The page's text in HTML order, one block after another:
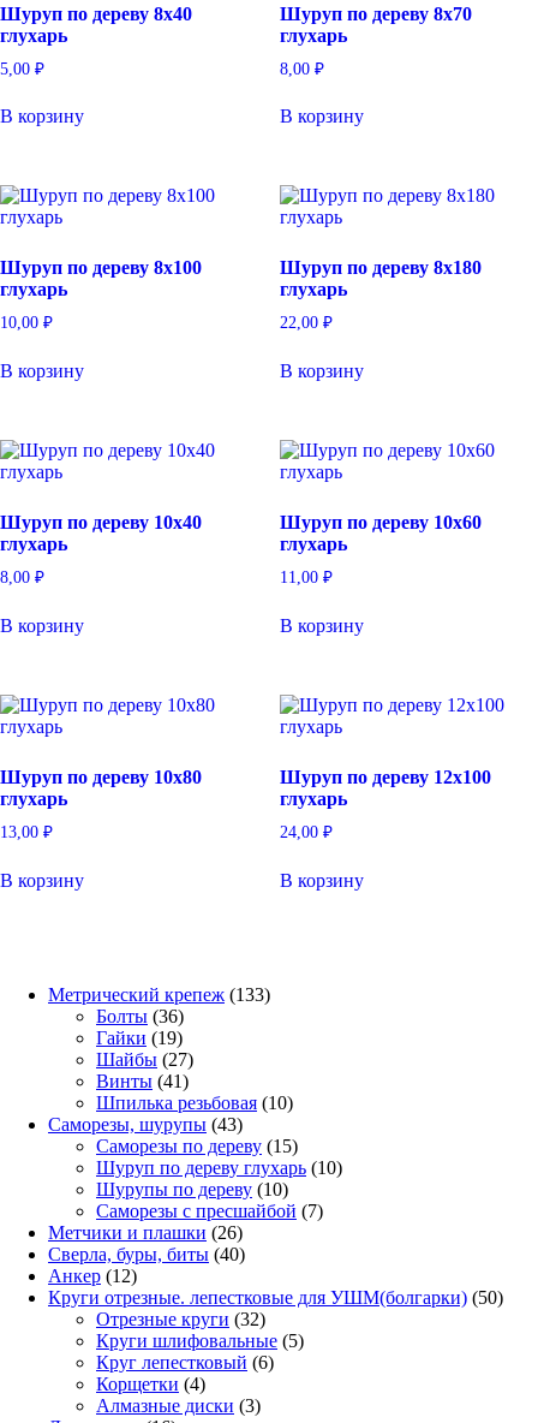
Шуруп по дереву 8х40
глухарь
5,00 ₽
В корзину
Шуруп по дереву 8х70
глухарь
8,00 ₽
В корзину
Шуруп по дереву 8х100
глухарь
10,00 ₽
В корзину
Шуруп по дереву 8х180
глухарь
22,00 ₽
В корзину
Шуруп по дереву 10х40
глухарь
8,00 ₽
В корзину
Шуруп по дереву 10х60
глухарь
11,00 ₽
В корзину
Шуруп по дереву 10х80
глухарь
13,00 ₽
В корзину
Шуруп по дереву 12х100
глухарь
24,00 ₽
В корзину
Метрический крепеж 133133
Болты 3636
товаров
Гайки 1919
товаров
Шайбы 2727
товаров
Винты 4141
товар
Шпилька резьбовая 1010
Саморезы, шурупы 4343
товара
Саморезы по дереву 1515
товаров
Шуруп по дереву глухарь 1010
Шурупы по дереву 1010
товаров
Саморезы с пресшайбой 77
Метчики и плашки 2626
товаров
Сверла, буры, биты 4040
Анкер 1212
товаров
Круги отрезные. лепестковые для УШМ(болгарки) 5050
Отрезные круги 3232
товара
Круги шлифовальные 55
Круг лепестковый 66
Корщетки 44
товара
Алмазные диски 33